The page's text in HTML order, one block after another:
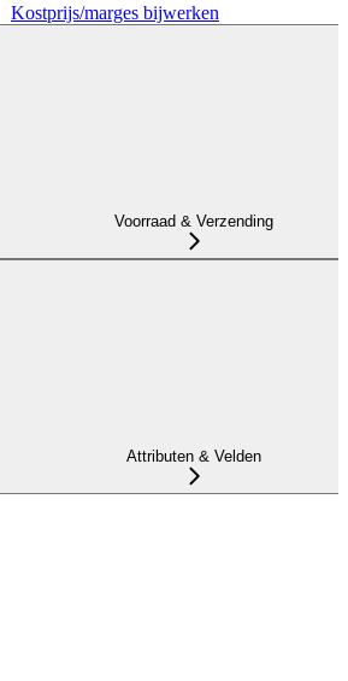
Kostprijs/marges bijwerken
Voorraad & Verzending
Attributen & Velden